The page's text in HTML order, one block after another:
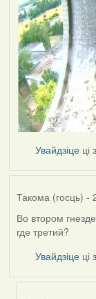
Увайдзіце ці
Такома (госць) -
Во втором
где третий?
Увайдзіце ці